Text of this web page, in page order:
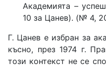
Академията –
10 за Цанев). (№ 4,
Г. Цанев е избран за
късно, през 1974 г.
този контекст не се